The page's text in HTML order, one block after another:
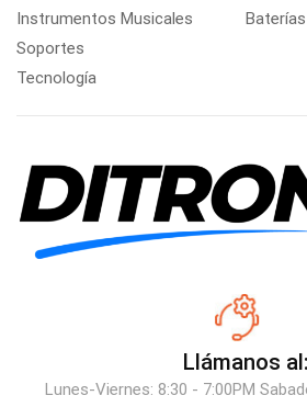
Instrumentos Musicales
Soportes
Tecnología
Llámanos al:
Lunes-Viernes: 8:30 - 7:00PM